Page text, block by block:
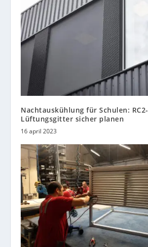
Nachtauskühlung für Schulen: RC2-
Lüftungsgitter sicher planen
16 april 2023